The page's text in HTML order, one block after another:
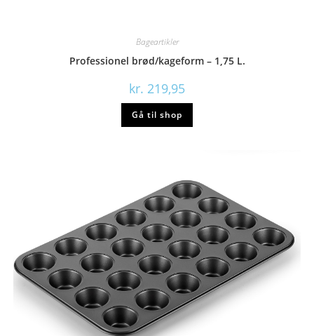
Bageartikler
Professionel brød/kageform – 1,75 L.
kr. 219,95
Gå til shop